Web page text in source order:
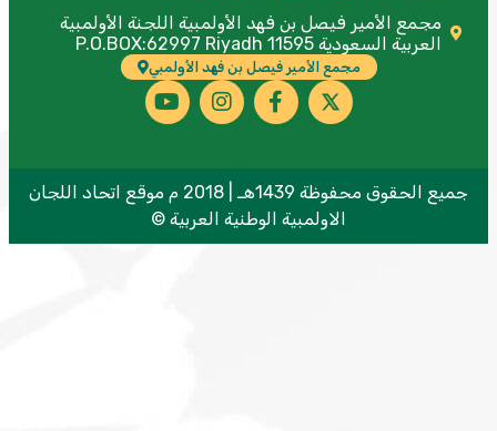
مجمع الأمير فيصل بن فهد الأولمبية اللجنة الأولمبية
العربية السعودية P.O.BOX:62997 Riyadh 11595
مجمع الأمير فيصل بن فهد الأولمبي
جميع الحقوق محفوظة 1439هـ | 2018 م موقع اتحاد اللجان
الاولمبية الوطنية العربية ©